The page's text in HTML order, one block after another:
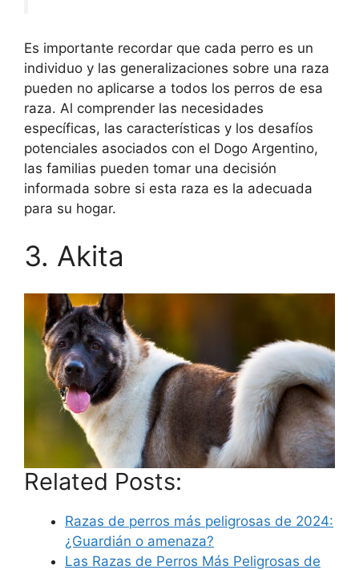
Es importante recordar que cada perro es un
individuo y las generalizaciones sobre una raza
pueden no aplicarse a todos los perros de esa
raza. Al comprender las necesidades
específicas, las características y los desafíos
potenciales asociados con el Dogo Argentino,
las familias pueden tomar una decisión
informada sobre si esta raza es la adecuada
para su hogar.
3. Akita
Related Posts:
Razas de perros más peligrosas de 2024:
¿Guardián o amenaza?
Las Razas de Perros Más Peligrosas de